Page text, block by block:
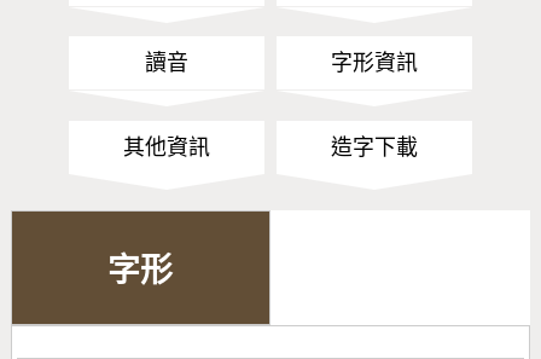
讀音 字形資訊
其他資訊 造字下載
字形